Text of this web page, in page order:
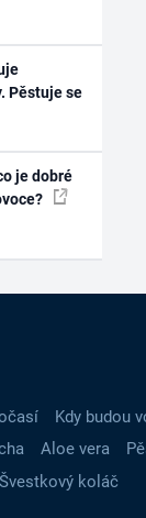
Pěstuje se
je dobré
Kdy budou
Aloe vera
Švestkový koláč